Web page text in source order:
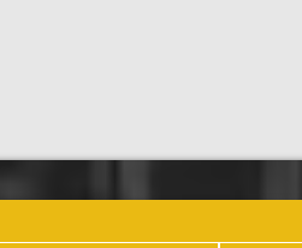
PHOTOS / WEB TV